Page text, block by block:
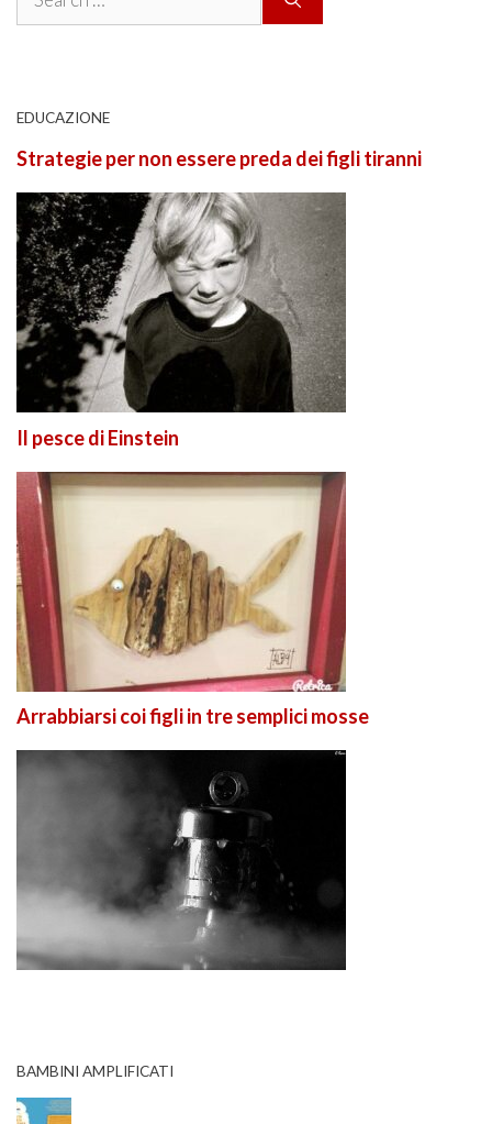
EDUCAZIONE
Strategie per non essere preda dei figli tiranni
Il pesce di Einstein
Arrabbiarsi coi figli in tre semplici mosse
BAMBINI AMPLIFICATI